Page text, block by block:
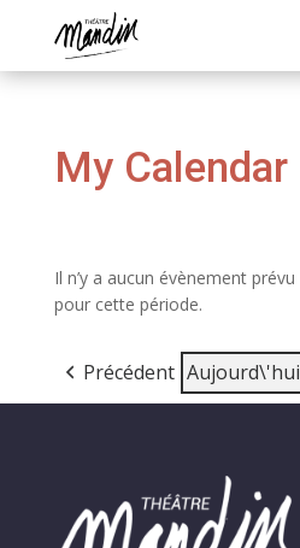
My Calendar
Précédent Aujourd\'hui
Il n’y a aucun évènement prévu
pour cette période.
Vueimpression